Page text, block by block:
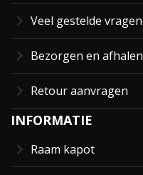
Veel gestelde vragen
Bezorgen en afhalen
Retour aanvragen
INFORMATIE
Raam kapot